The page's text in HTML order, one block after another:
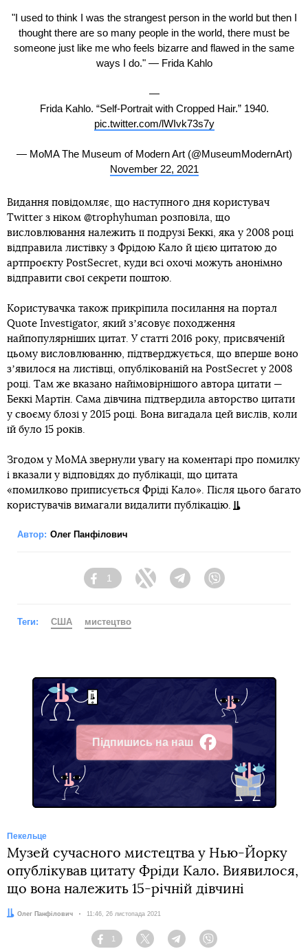
"I used to think I was the strangest person in the world but then I
thought there are so many people in the world, there must be
someone just like me who feels bizarre and flawed in the same
ways I do." — Frida Kahlo
—
Frida Kahlo. “Self-Portrait with Cropped Hair.” 1940.
pic.twitter.com/lWIvk73s7y
— MoMA The Museum of Modern Art (@MuseumModernArt)
November 22, 2021
Видання повідомляє, що наступного дня користувач
Twitter з ніком @trophyhuman розповіла, що
висловлювання належить її подрузі Беккі, яка у 2008 році
відправила листівку з Фрідою Кало й цією цитатою до
артпроєкту PostSecret, куди всі охочі можуть анонімно
відправити свої секрети поштою.
Користувачка також прикріпила посилання на портал
Quote Investigator, який зʼясовує походження
найпопулярніших цитат. У статті 2016 року, присвяченій
цьому висловлюванню, підтверджується, що вперше воно
зʼявилося на листівці, опублікованій на PostSecret у 2008
році. Там же вказано найімовірнішого автора цитати —
Беккі Мартін. Сама дівчина підтвердила авторство цитати
у своєму блозі у 2015 році. Вона вигадала цей вислів, коли
їй було 15 років.
Згодом у MoMA звернули увагу на коментарі про помилку
і вказали у відповідях до публікації, що цитата
«помилково приписується Фріді Кало». Після цього багато
користувачів вимагали видалити публікацію.
Автор: Олег Панфілович
Facebook
1
Twitter TelegramViber
Теги: США мистецтво
Підпишись на наш
Facebook
Пекельце
Музей сучасного мистецтва у Нью-Йорку
опублікував цитату Фріди Кало. Виявилося,
що вона належить 15-річній дівчині
Автор:
Олег Панфілович Дата:
11:46, 26 листопада 2021
Facebook
1
Twitter TelegramViber